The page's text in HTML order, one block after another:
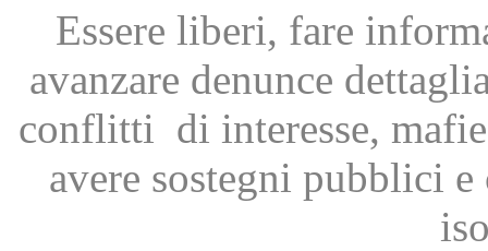
Essere liberi, fare
avanzare denunce
conflitti di interesse,
avere sostegni pubblici